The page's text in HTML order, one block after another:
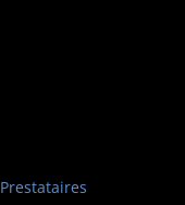
Prestataires